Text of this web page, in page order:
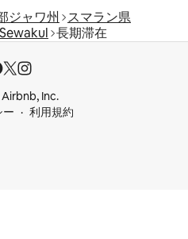
ジャワ州
スマラン県
長期滞在
Inc.
ー
利用規約